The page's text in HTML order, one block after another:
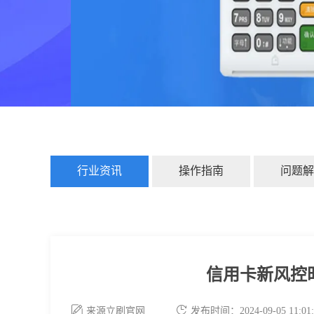
行业资讯 操作指南 问题
信用卡新风控
来源立刷官网 发布时间：2024-09-05